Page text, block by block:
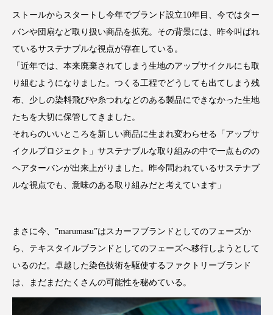
ストールからスタートし今年でブランド設立10年目、今ではター
バンや団扇など取り扱い商品を拡充。その背景には、昨今叫ばれ
ているサステナブルな視点が存在している。
「近年では、本来廃棄されてしまう生地のアップサイクルにも取
り組むようになりました。つくる工程でどうしても出てしまう残
布、少しの染料飛びや糸つれなどのある製品にできなかった生地
たちを大切に保管してきました。
それらのいいところを新しい商品に生まれ変わらせる「アップサ
イクルプロジェクト」サステナブルな取り組みの中で一点ものの
ヘアターバンが出来上がりました。昨今問われているサステナブ
ルな視点でも、意味のある取り組みだと考えています」
まさに今、”marumasu”はスカーフブランドとしてのフェーズか
ら、テキスタイルブランドとしてのフェーズへ移行しようとして
いるのだ。卓越した染色技術を駆使するファクトリーブランド
は、まだまだたくさんの可能性を秘めている。